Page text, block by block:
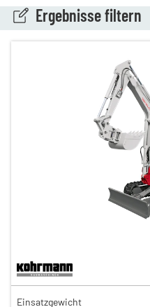
Ergebnisse filtern
194,00 €
Einsatzgewicht